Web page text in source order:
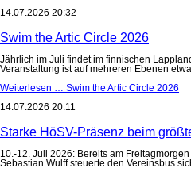
14.07.2026 20:32
Swim the Artic Circle 2026
Jährlich im Juli findet im finnischen
Veranstaltung ist auf mehreren Ebenen
Weiterlesen … Swim the Artic Circle 2026
14.07.2026 20:11
Starke HöSV-Präsenz beim
10.-12. Juli 2026: Bereits am
Sebastian Wulff steuerte den Vereinsbus